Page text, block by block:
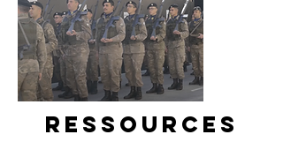
Ressources